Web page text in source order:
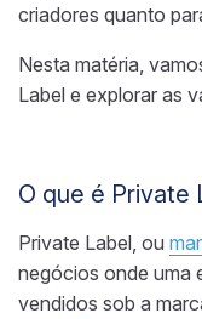
criadores quanto
Nesta matéria,
Label e explorar as
O que é Private
Private Label, ou
negócios onde uma
vendidos sob a